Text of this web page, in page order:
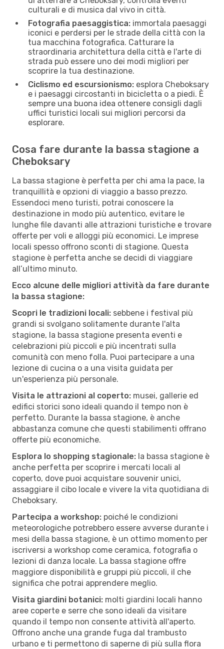
culturali e di musica dal vivo in città.
Fotografia paesaggistica: immortala paesaggi
iconici e perdersi per le strade della città con la
tua macchina fotografica. Catturare la
straordinaria architettura della città e l'arte di
strada può essere uno dei modi migliori per
scoprire la tua destinazione.
Ciclismo ed escursionismo: esplora Cheboksary
e i paesaggi circostanti in bicicletta o a piedi. È
sempre una buona idea ottenere consigli dagli
uffici turistici locali sui migliori percorsi da
esplorare.
Cosa fare durante la bassa stagione a
Cheboksary
La bassa stagione è perfetta per chi ama la pace, la
tranquillità e opzioni di viaggio a basso prezzo.
Essendoci meno turisti, potrai conoscere la
destinazione in modo più autentico, evitare le
lunghe file davanti alle attrazioni turistiche e trovare
offerte per voli e alloggi più economici. Le imprese
locali spesso offrono sconti di stagione. Questa
stagione è perfetta anche se decidi di viaggiare
all’ultimo minuto.
Ecco alcune delle migliori attività da fare durante
la bassa stagione:
Scopri le tradizioni locali: sebbene i festival più
grandi si svolgano solitamente durante l'alta
stagione, la bassa stagione presenta eventi e
celebrazioni più piccoli e più incentrati sulla
comunità con meno folla. Puoi partecipare a una
lezione di cucina o a una visita guidata per
un'esperienza più personale.
Visita le attrazioni al coperto: musei, gallerie ed
edifici storici sono ideali quando il tempo non è
perfetto. Durante la bassa stagione, è anche
abbastanza comune che questi stabilimenti offrano
offerte più economiche.
Esplora lo shopping stagionale: la bassa stagione è
anche perfetta per scoprire i mercati locali al
coperto, dove puoi acquistare souvenir unici,
assaggiare il cibo locale e vivere la vita quotidiana di
Cheboksary.
Partecipa a workshop: poiché le condizioni
meteorologiche potrebbero essere avverse durante i
mesi della bassa stagione, è un ottimo momento per
iscriversi a workshop come ceramica, fotografia o
lezioni di danza locale. La bassa stagione offre
maggiore disponibilità e gruppi più piccoli, il che
significa che potrai apprendere meglio.
Visita giardini botanici: molti giardini locali hanno
aree coperte e serre che sono ideali da visitare
quando il tempo non consente attività all'aperto.
Offrono anche una grande fuga dal trambusto
urbano e ti permettono di saperne di più sulla flora